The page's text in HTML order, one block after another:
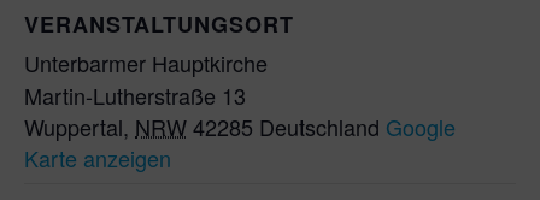
VERANSTALTUNGSORT
Unterbarmer Hauptkirche
Martin-Lutherstraße 13
Wuppertal, NRW42285 Deutschland Google
Karte anzeigen